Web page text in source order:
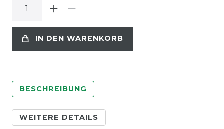
IN DEN WARENKORB
BESCHREIBUNG
WEITERE DETAILS